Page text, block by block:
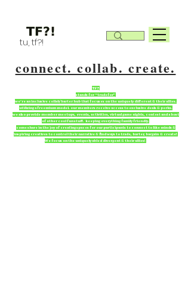
tu, tf?!
connect. collab. create.
TF?!
stands for “tradefor”
we're an inclusive collab/barter hub that focuses on the uniquely different & their allies.
utilizing a freemium model. our members receive access to exclusive deals & perks.
we also provide member meetups, events, activities, virtual game nights, contest and a host
of other cool fun stuff. keeping everything family friendly.
come share in the joy of creating spaces for our participants to connect to like minds &
inspiring creatives to control their narrative & find ways to trade, barter, bargain & create!
We focus on the uniquely abled divergent & their allies!